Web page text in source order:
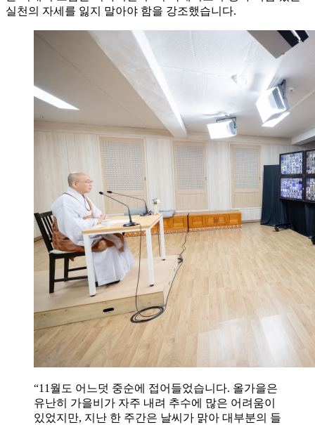
실천의 자세를 잃지 말아야 함을 강조했습니다.
“11월도 어느덧 중순에 접어들었습니다. 올가을은
유난히 가을비가 자주 내려 추수에 많은 어려움이
있었지만, 지난 한 주간은 날씨가 맑아 대부분의 들